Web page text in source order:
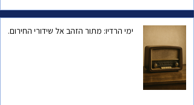
ימי הרדיו: מתור הזהב אל שידורי החירום.